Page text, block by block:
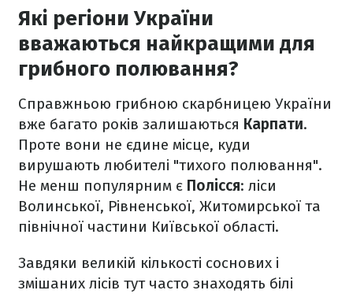
Які регіони України
вважаються найкращими для
грибного полювання?
Справжньою грибною скарбницею України
вже багато років залишаються Карпати.
Проте вони не єдине місце, куди
вирушають любителі "тихого полювання".
Не менш популярним є Полісся: ліси
Волинської, Рівненської, Житомирської та
північної частини Київської області.
Завдяки великій кількості соснових і
змішаних лісів тут часто знаходять білі